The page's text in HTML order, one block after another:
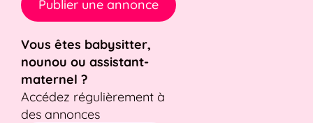
Publier une annonce
Vous êtes babysitter,
nounou ou assistant-
maternel ?
Accédez régulièrement à
des annonces